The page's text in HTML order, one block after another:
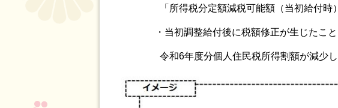
「所得税分定額減税可能額（当初給付時）
・当初調整給付後に税額修正が生じたこと
令和6年度分個人住民税所得割額が減少し、